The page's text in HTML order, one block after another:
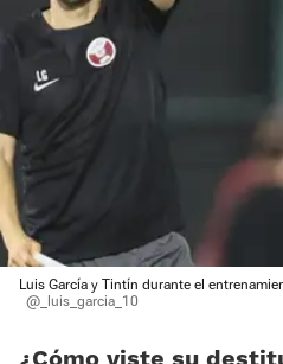
Luis García y Tintín durante el
@_luis_garcia_10
¿Cómo viste su